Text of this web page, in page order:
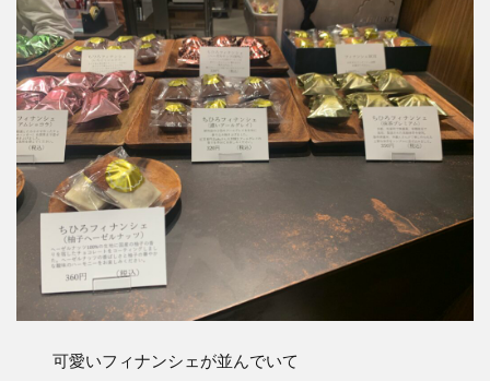
可愛いフィナンシェが並んでいて